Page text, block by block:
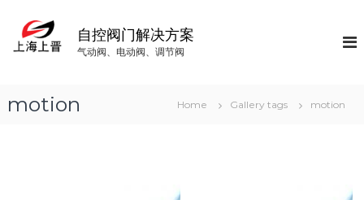
自控阀门解决方案
气动阀、电动阀、调节阀
motion Home Gallery tags motion